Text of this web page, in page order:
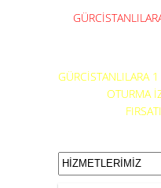
GÜRCİSTANLILARA
OTURMA